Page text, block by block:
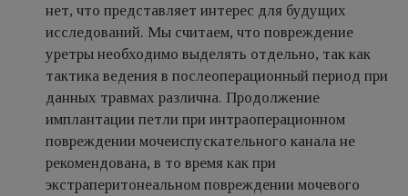
нет, что представляет интерес для будущих
исследований. Мы считаем, что повреждение
уретры необходимо выделять отдельно, так как
тактика ведения в послеоперационный период при
данных травмах различна. Продолжение
имплантации петли при интраоперационном
повреждении мочеиспускательного канала не
рекомендована, в то время как при
экстраперитонеальном повреждении мочевого